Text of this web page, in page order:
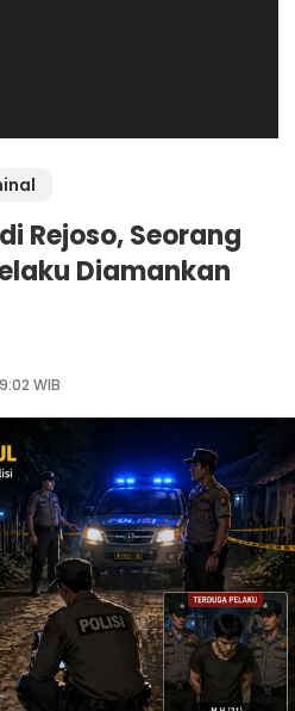
Rejoso, Seorang
Diamankan
WIB